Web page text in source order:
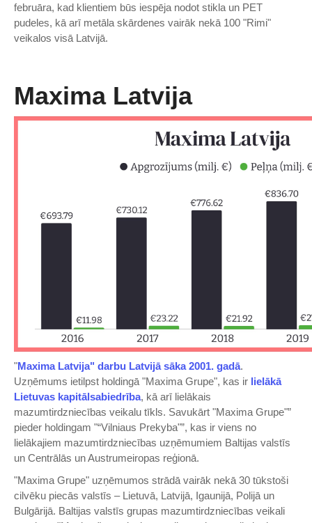
februāra, kad klientiem būs iespēja nodot stikla un PET
pudeles, kā arī metāla skārdenes vairāk nekā 100 "Rimi"
veikalos visā Latvijā.
Maxima Latvija
"Maxima Latvija" darbu Latvijā sāka 2001. gadā.
Uzņēmums ietilpst holdingā "Maxima Grupe", kas ir lielākā
Lietuvas kapitālsabiedrība, kā arī lielākais
mazumtirdzniecības veikalu tīkls. Savukārt "Maxima Grupe"”
pieder holdingam "“Vilniaus Prekyba"”, kas ir viens no
lielākajiem mazumtirdzniecības uzņēmumiem Baltijas valstīs
un Centrālās un Austrumeiropas reģionā.
"Maxima Grupe" uzņēmumos strādā vairāk nekā 30 tūkstoši
cilvēku piecās valstīs – Lietuvā, Latvijā, Igaunijā, Polijā un
Bulgārijā. Baltijas valstīs grupas mazumtirdzniecības veikali